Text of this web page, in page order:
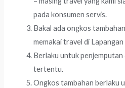
pada konsumen servis.
Bakal ada ongkos
memakai travel di
Berlaku untuk
tertentu.
Ongkos tambahan berlaku